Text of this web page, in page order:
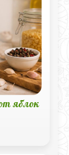
яблок